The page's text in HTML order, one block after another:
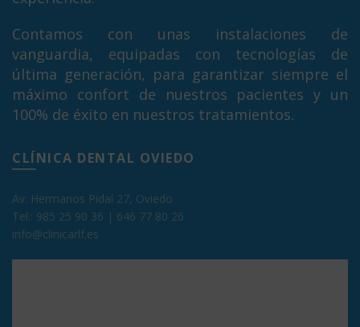
Contamos con unas instalaciones de
vanguardia, equipadas con tecnologías de
última generación, para garantizar siempre el
máximo confort de nuestros pacientes y un
100% de éxito en nuestros tratamientos.
CLÍNICA DENTAL OVIEDO
Av. Hermanos Pidal 27, Oviedo
Tel.: 985 25 90 36 | 646 77 80 26
info@clinicarlf.es